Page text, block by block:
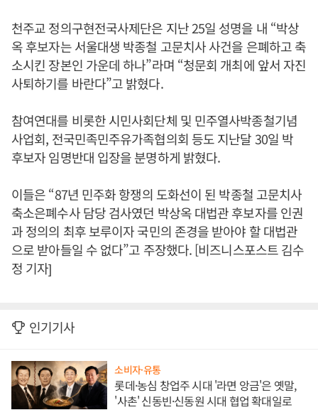
천주교 정의구현전국사제단은 지난 25일 성명을 내 “박상
옥 후보자는 서울대생 박종철 고문치사 사건을 은폐하고 축
소시킨 장본인 가운데 하나”라며 “청문회 개최에 앞서 자진
사퇴하기를 바란다”고 밝혔다.
참여연대를 비롯한 시민사회단체 및 민주열사박종철기념
사업회, 전국민족민주유가족협의회 등도 지난달 30일 박
후보자 임명반대 입장을 분명하게 밝혔다.
이들은 “87년 민주화 항쟁의 도화선이 된 박종철 고문치사
축소은폐수사 담당 검사였던 박상옥 대법관 후보자를 인권
과 정의의 최후 보루이자 국민의 존경을 받아야 할 대법관
으로 받아들일 수 없다”고 주장했다. [비즈니스포스트 김수
정 기자]
인기기사
소비자·유통
롯데·농심 창업주 시대 '라면 앙금'은 옛말,
'사촌' 신동빈·신동원 시대 협업 확대일로